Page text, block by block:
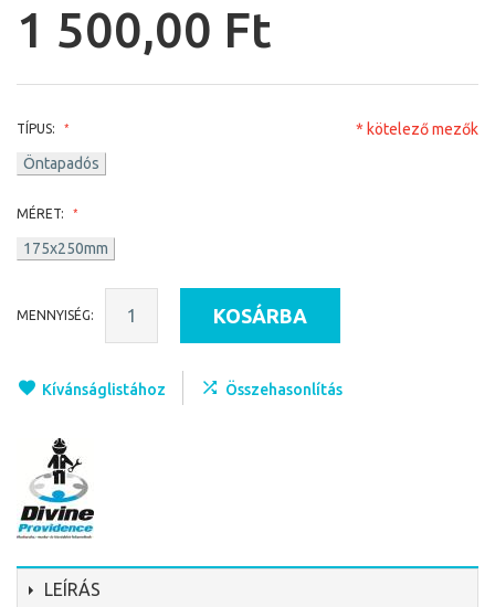
1 500,00 Ft
TÍPUS:
Öntapadós
MÉRET:
175x250mm
* kötelező mezők
MENNYISÉG: KOSÁRBA
Kívánságlistához Összehasonlítás
LEÍRÁS